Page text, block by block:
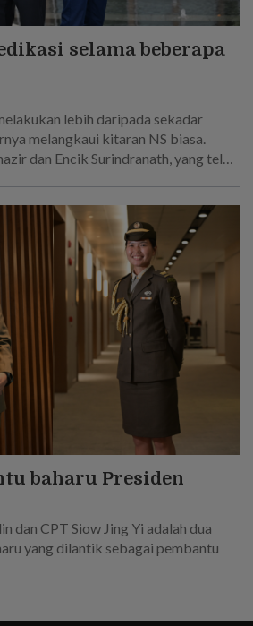
selama beberapa
lebih daripada sekadar
melangkaui kitaran NS biasa.
dan Encik Surindranath, yang telah
baharu Presiden
dan CPT Siow Jing Yi adalah dua
yang dilantik sebagai pembantu